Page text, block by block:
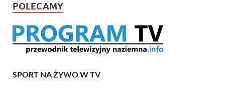
POLECAMY
SPORT NA ŻYWO W TV